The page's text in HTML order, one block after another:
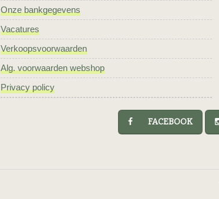
Onze bankgegevens
Vacatures
Verkoopsvoorwaarden
Alg. voorwaarden webshop
Privacy policy
FACEBOOK